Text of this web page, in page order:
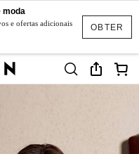
OBTER
moda
e ofertas adicionais